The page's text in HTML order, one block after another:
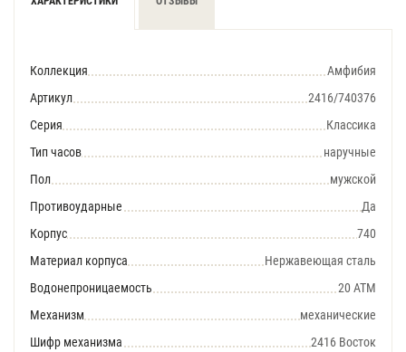
Коллекция
Амфибия
Артикул
2416/740376
Серия
Классика
Тип часов
наручные
Пол
мужской
Противоударные
Да
Корпус
740
Материал корпуса
Нержавеющая сталь
Водонепроницаемость
20 АТМ
Механизм
механические
Шифр механизма
2416 Восток